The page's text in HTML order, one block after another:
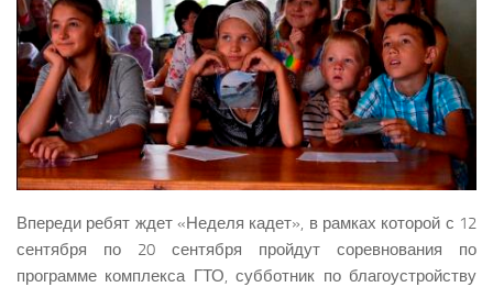
Впереди ребят ждет «Неделя кадет», в рамках которой с 12
сентября по 20 сентября пройдут соревнования по
программе комплекса ГТО, субботник по благоустройству